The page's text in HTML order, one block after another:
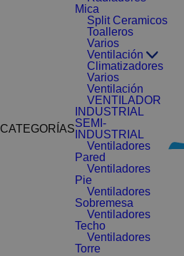
CATEGORÍAS
Mica
Split Ceramicos
Toalleros
Varios
Ventilación
Climatizadores
Varios
Ventilación
VENTILADOR
INDUSTRIAL
SEMI-
INDUSTRIAL
Ventiladores
Pared
Ventiladores
Pie
Ventiladores
Sobremesa
Ventiladores
Techo
Ventiladores
Torre